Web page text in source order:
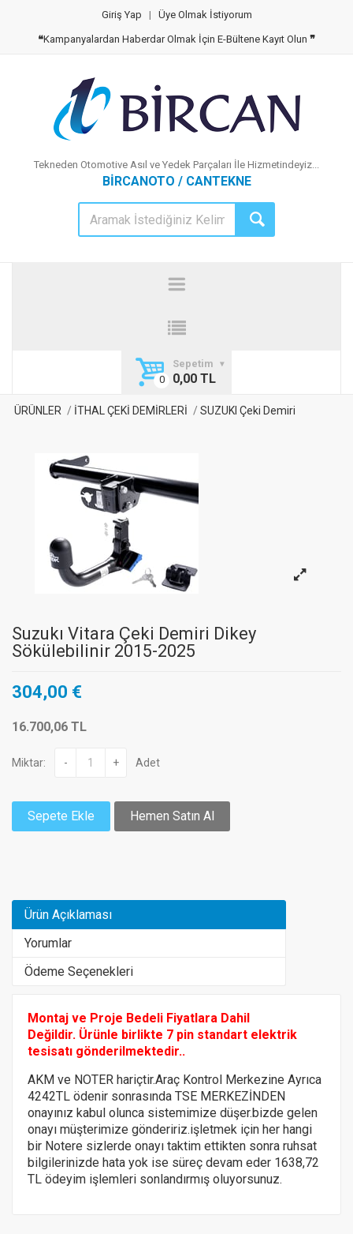
Giriş Yap | Üye Olmak İstiyorum
❝Kampanyalardan Haberdar Olmak İçin E-Bültene Kayıt Olun ❞
Tekneden Otomotive Asıl ve Yedek Parçaları İle Hizmetindeyiz...
BİRCANOTO / CANTEKNE
Sepetim
0,00 TL
ÜRÜNLER İTHAL ÇEKİ DEMİRLERİ SUZUKI Çeki Demiri
Suzukı Vitara Çeki Demiri Dikey
Sökülebilinir 2015-2025
304,00 €
16.700,06 TL
Miktar: - + Adet
Sepete Ekle Hemen Satın Al
Ürün Açıklaması
Yorumlar
Ödeme Seçenekleri
Montaj ve Proje Bedeli Fiyatlara Dahil
Değildir. Ürünle birlikte 7 pin standart elektrik
tesisatı gönderilmektedir..
AKM ve NOTER hariçtir.Araç Kontrol Merkezine Ayrıca
4242TL ödenir sonrasında TSE MERKEZİNDEN
onayınız kabul olunca sistemimize düşer.bizde gelen
onayı müşterimize göndeririz.işletmek için her hangi
bir Notere sizlerde onayı taktim ettikten sonra ruhsat
bilgilerinizde hata yok ise süreç devam eder 1638,72
TL ödeyim işlemleri sonlandırmış oluyorsunuz.